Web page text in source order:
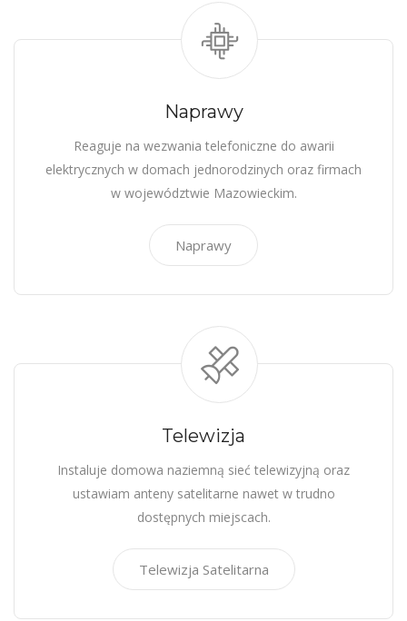
Naprawy
Reaguje na wezwania telefoniczne do awarii
elektrycznych w domach jednorodzinych oraz firmach
w województwie Mazowieckim.
Naprawy
Telewizja
Instaluje domowa naziemną sieć telewizyjną oraz
ustawiam anteny satelitarne nawet w trudno
dostępnych miejscach.
Telewizja Satelitarna